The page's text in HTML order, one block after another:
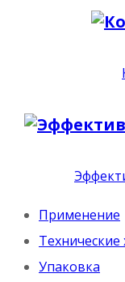
Применение
Технические
Упаковка